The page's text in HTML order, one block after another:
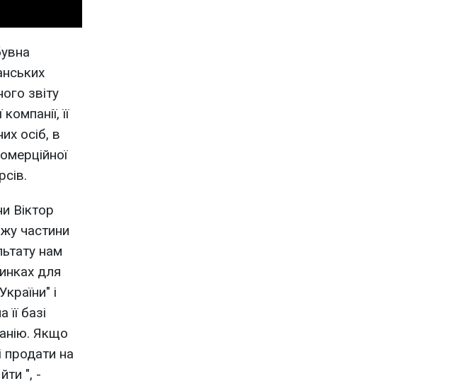
звіту
її
осіб, в
Віктор
частини
нам
для
і
її базі
Якщо
продати на
", -